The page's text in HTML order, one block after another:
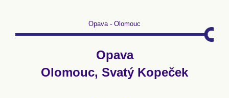
Opava - Olomouc
Opava
Olomouc, Svatý Kopeček